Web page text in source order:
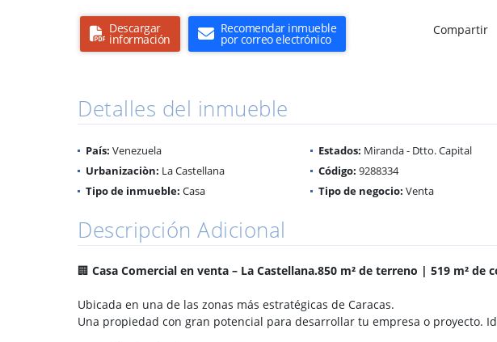
Descargar
información
Recomendar inmueble
por correo electrónico
Compartir
Detalles del inmueble
País: Venezuela Estados: Miranda - Dtto. Capital
Urbanizaciòn: La Castellana Código: 9288334
Tipo de inmueble: Casa Tipo de negocio: Venta
Descripción Adicional
🏢 Casa Comercial en venta – La Castellana.850 m² de terreno | 519 m² de
Ubicada en una de las zonas más estratégicas de Caracas.
Una propiedad con gran potencial para desarrollar tu empresa o proyecto.